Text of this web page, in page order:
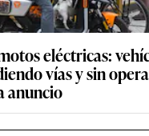
eléctricas:
vías y sin
anuncio